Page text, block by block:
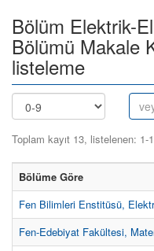
Bölüm Elektrik-
Bölümü Makale
listeleme
Toplam kayıt 13, listelenen: 1-
Bölüme Göre
Fen Bilimleri Enstitüsü,
Fen-Edebiyat Fakültesi,